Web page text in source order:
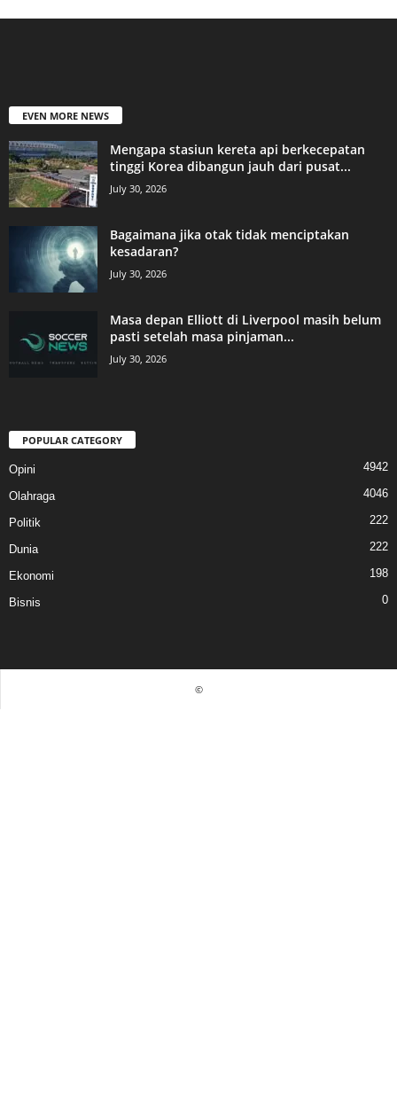
EVEN MORE NEWS
Mengapa stasiun kereta api berkecepatan
tinggi Korea dibangun jauh dari pusat...
July 30, 2026
Bagaimana jika otak tidak menciptakan
kesadaran?
July 30, 2026
Masa depan Elliott di Liverpool masih belum
pasti setelah masa pinjaman...
July 30, 2026
POPULAR CATEGORY
Opini 4942
Olahraga 4046
Politik 222
Dunia 222
Ekonomi 198
Bisnis 0
©